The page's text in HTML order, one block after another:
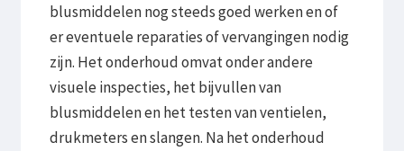
blusmiddelen nog steeds goed werken en of
er eventuele reparaties of vervangingen nodig
zijn. Het onderhoud omvat onder andere
visuele inspecties, het bijvullen van
blusmiddelen en het testen van ventielen,
drukmeters en slangen. Na het onderhoud